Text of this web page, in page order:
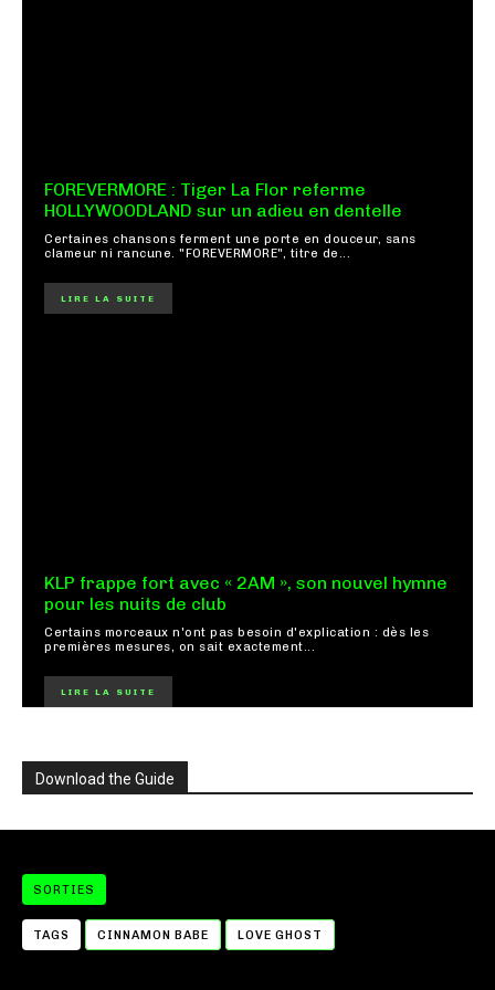
FOREVERMORE : Tiger La Flor referme
HOLLYWOODLAND sur un adieu en dentelle
Certaines chansons ferment une porte en douceur, sans
clameur ni rancune. "FOREVERMORE", titre de...
LIRE LA SUITE
KLP frappe fort avec « 2AM », son nouvel hymne
pour les nuits de club
Certains morceaux n'ont pas besoin d'explication : dès les
premières mesures, on sait exactement...
LIRE LA SUITE
Download the Guide
SORTIES
TAGS CINNAMON BABE LOVE GHOST